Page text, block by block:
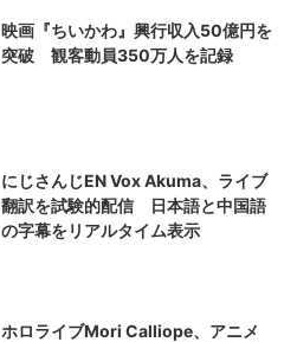
映画『ちいかわ』興行収入50億円を
突破 観客動員350万人を記録
にじさんじEN Vox Akuma、ライブ
翻訳を試験的配信 日本語と中国語
の字幕をリアルタイム表示
ホロライブMori Calliope、アニメ